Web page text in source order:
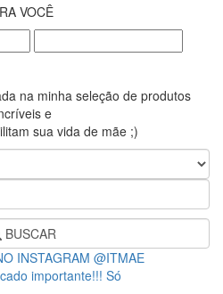
VOCÊ
na minha seleção de produtos
e
sua vida de mãe ;)
BUSCAR
INSTAGRAM @ITMAE
importante!!! Só